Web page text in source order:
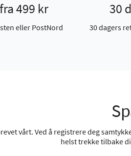
499 kr
eller PostNord
30
30 dagers
vårt. Ved å registrere deg
helst trekke tilbake